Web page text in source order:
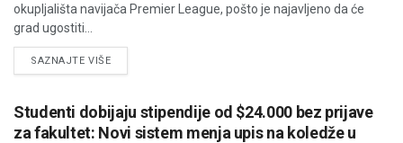
okupljališta navijača Premier League, pošto je najavljeno da će
grad ugostiti...
SAZNAJTE VIŠEDETAILS
Studenti dobijaju stipendije od $24.000 bez prijave
za fakultet: Novi sistem menja upis na koledže u